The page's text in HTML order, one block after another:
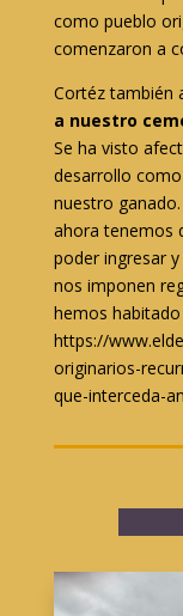
como pueblo
comenzaron a
Cortéz también
a nuestro
Se ha visto
desarrollo
nuestro
ahora tenemos
poder ingresar
nos imponen
hemos
https://
originarios-
que-interceda-